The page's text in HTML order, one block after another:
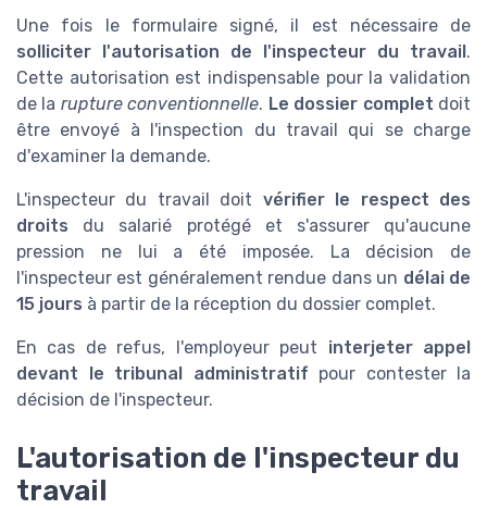
Une fois le formulaire signé, il est nécessaire de
solliciter l'autorisation de l'inspecteur du travail.
Cette autorisation est indispensable pour la validation
de la rupture conventionnelle. Le dossier complet doit
être envoyé à l'inspection du travail qui se charge
d'examiner la demande.
L'inspecteur du travail doit vérifier le respect des
droits du salarié protégé et s'assurer qu'aucune
pression ne lui a été imposée. La décision de
l'inspecteur est généralement rendue dans un délai de
15 jours à partir de la réception du dossier complet.
En cas de refus, l'employeur peut interjeter appel
devant le tribunal administratif pour contester la
décision de l'inspecteur.
L'autorisation de l'inspecteur du
travail